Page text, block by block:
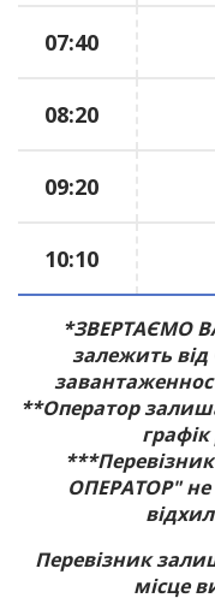
07:40
08:20
09:20
10:10
*ЗВЕРТАЄМО
залежить від
**Оператор
ОПЕРАТОР" не
Перевізник
місце